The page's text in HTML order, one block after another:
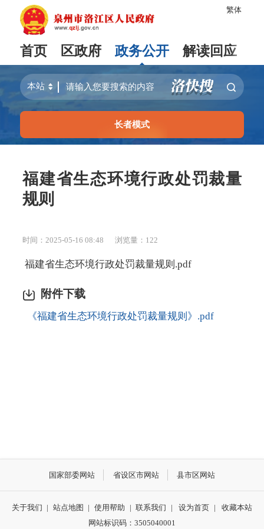
繁体
首页 区政府 政务公开 解读回应
长者模式
福建省生态环境行政处罚裁量
规则
时间：2025-05-16 08:48 浏览量： 122
福建省生态环境行政处罚裁量规则.pdf
附件下载
《福建省生态环境行政处罚裁量规则》.pdf
国家部委网站 省设区市网站 县市区网站
关于我们 | 站点地图 | 使用帮助 | 联系我们 | 设为首页 |
收藏本站
网站标识码：3505040001